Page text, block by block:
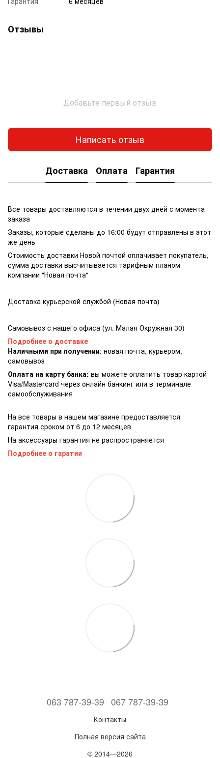
Отзывы
Добавьте первый отзыв
Написать отзыв
Доставка Оплата Гарантия
Все товары доставляются в течении двух дней с момента
заказа
Заказы, которые сделаны до 16:00 будут отправлены в этот
же день
Стоимость доставки Новой почтой оплачивает покупатель,
сумма доставки высчитывается тарифным планом
компании "Новая почта"
Доставка курьерской службой (Новая почта)
Самовывоз с нашего офиса (ул. Малая Окружная 30)
Подробнее о доставке
Наличными при получении: новая почта, курьером,
самовывоз
Оплата на карту банка: вы можете оплатить товар картой
Visa/Masterсard через онлайн банкинг или в терминале
самообслуживания
На все товары в нашем магазине предоставляется
гарантия сроком от 6 до 12 месяцев
На аксессуары гарантия не распространяется
Подробнее о гаратии
063 787-39-39 067 787-39-39
Контакты
Полная версия сайта
© 2014—2026